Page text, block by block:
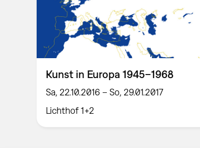
Kunst in Europa 1945–1968
Sa, 22.10.2016 – So, 29.01.2017
Lichthof 1+2